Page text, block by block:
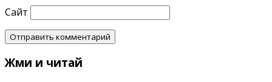
Сайт
Жми и читай